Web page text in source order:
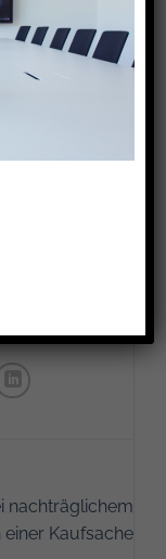
hat,
den
der
nachträglichem
einer Kaufsache